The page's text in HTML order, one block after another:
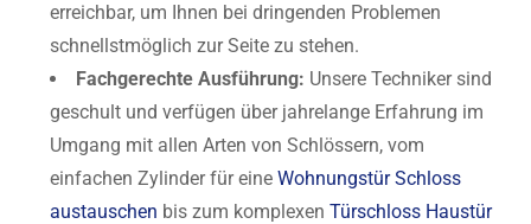
erreichbar, um Ihnen bei dringenden Problemen
schnellstmöglich zur Seite zu stehen.
Fachgerechte Ausführung: Unsere Techniker sind
geschult und verfügen über jahrelange Erfahrung im
Umgang mit allen Arten von Schlössern, vom
einfachen Zylinder für eine Wohnungstür Schloss
austauschen bis zum komplexen Türschloss Haustür